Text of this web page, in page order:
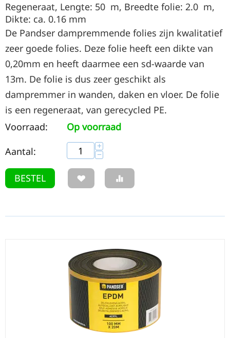
Regeneraat, Lengte: 50 m, Breedte folie: 2.0 m,
Dikte: ca. 0.16 mm
De Pandser dampremmende folies zijn kwalitatief
zeer goede folies. Deze folie heeft een dikte van
0,20mm en heeft daarmee een sd-waarde van
13m. De folie is dus zeer geschikt als
dampremmer in wanden, daken en vloer. De folie
is een regeneraat, van gerecycled PE.
Voorraad:
Op voorraad
Aantal:
+
−
BESTEL